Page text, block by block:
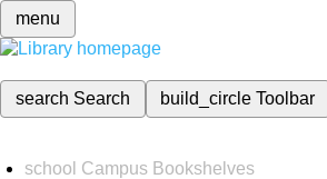
menu
search Search build_circleToolbar
school Campus Bookshelves